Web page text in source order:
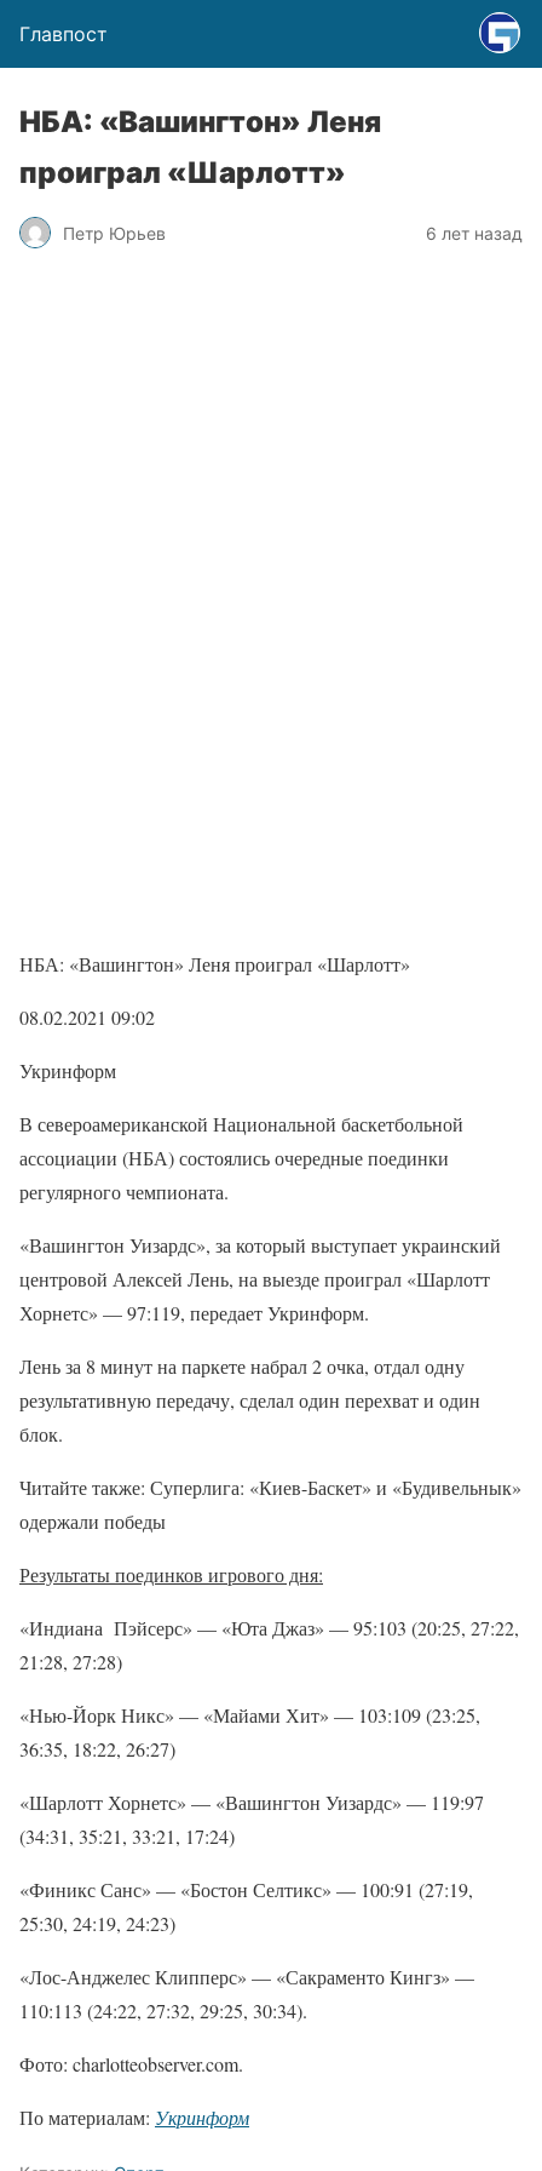
Главпост
НБА: «Вашингтон» Леня
проиграл «Шарлотт»
Петр Юрьев 6 лет назад
НБА: «Вашингтон» Леня проиграл «Шарлотт»
08.02.2021 09:02
Укринформ
В североамериканской Национальной баскетбольной
ассоциации (НБА) состоялись очередные поединки
регулярного чемпионата.
«Вашингтон Уизардс», за который выступает украинский
центровой Алексей Лень, на выезде проиграл «Шарлотт
Хорнетс» — 97:119, передает Укринформ.
Лень за 8 минут на паркете набрал 2 очка, отдал одну
результативную передачу, сделал один перехват и один
блок.
Читайте также: Суперлига: «Киев-Баскет» и «Будивельнык»
одержали победы
Результаты поединков игрового дня:
«Индиана Пэйсерс» — «Юта Джаз» — 95:103 (20:25, 27:22,
21:28, 27:28)
«Нью-Йорк Никс» — «Майами Хит» — 103:109 (23:25,
36:35, 18:22, 26:27)
«Шарлотт Хорнетс» — «Вашингтон Уизардс» — 119:97
(34:31, 35:21, 33:21, 17:24)
«Финикс Санс» — «Бостон Селтикс» — 100:91 (27:19,
25:30, 24:19, 24:23)
«Лос-Анджелес Клипперс» — «Сакраменто Кингз» —
110:113 (24:22, 27:32, 29:25, 30:34).
Фото: charlotteobserver.com.
По материалам: Укринформ